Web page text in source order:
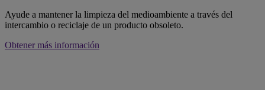
Ayude a mantener la limpieza del medioambiente a través del
intercambio o reciclaje de un producto obsoleto.
Obtener más información